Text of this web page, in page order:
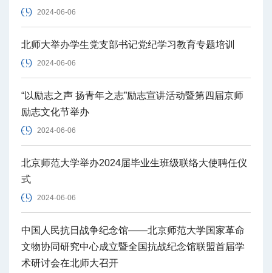
2024-06-06
北师大举办学生党支部书记党纪学习教育专题培训
2024-06-06
“以励志之声 扬青年之志”励志宣讲活动暨第四届京师
励志文化节举办
2024-06-06
北京师范大学举办2024届毕业生班级联络大使聘任仪
式
2024-06-06
中国人民抗日战争纪念馆——北京师范大学国家革命
文物协同研究中心成立暨全国抗战纪念馆联盟首届学
术研讨会在北师大召开